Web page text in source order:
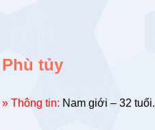
Phù tủy
» Thông tin: Nam giới – 32 tuổi.